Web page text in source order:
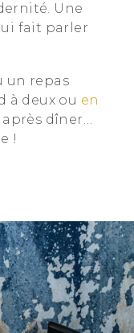
Une
fait parler
un repas
à deux ou en
dîner…
!